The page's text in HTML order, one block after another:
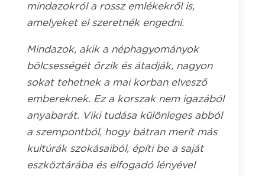
mindazokról a rossz emlékekről is,
amelyeket el szeretnék engedni.
Mindazok, akik a néphagyományok
bölcsességét őrzik és átadják, nagyon
sokat tehetnek a mai korban elvesző
embereknek. Ez a korszak nem igazából
anyabarát. Viki tudása különleges abból
a szempontból, hogy bátran merít más
kultúrák szokásaiból, építi be a saját
eszköztárába és elfogadó lényével